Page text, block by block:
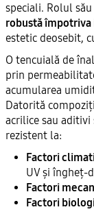
speciali. Rolul
robustă
estetic deosebit,
O tencuială de
prin
acumularea
Datorită
acrilice sau
rezistent la:
Factori
UV și îngheț-
Factori
Factori